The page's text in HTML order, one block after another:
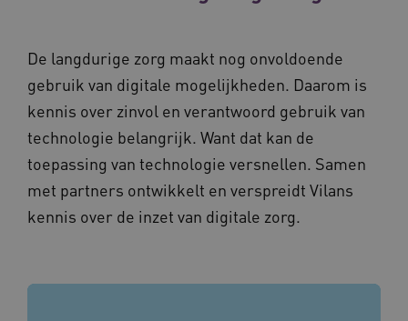
De langdurige zorg maakt nog onvoldoende
gebruik van digitale mogelijkheden. Daarom is
kennis over zinvol en verantwoord gebruik van
technologie belangrijk. Want dat kan de
toepassing van technologie versnellen. Samen
met partners ontwikkelt en verspreidt Vilans
kennis over de inzet van digitale zorg.